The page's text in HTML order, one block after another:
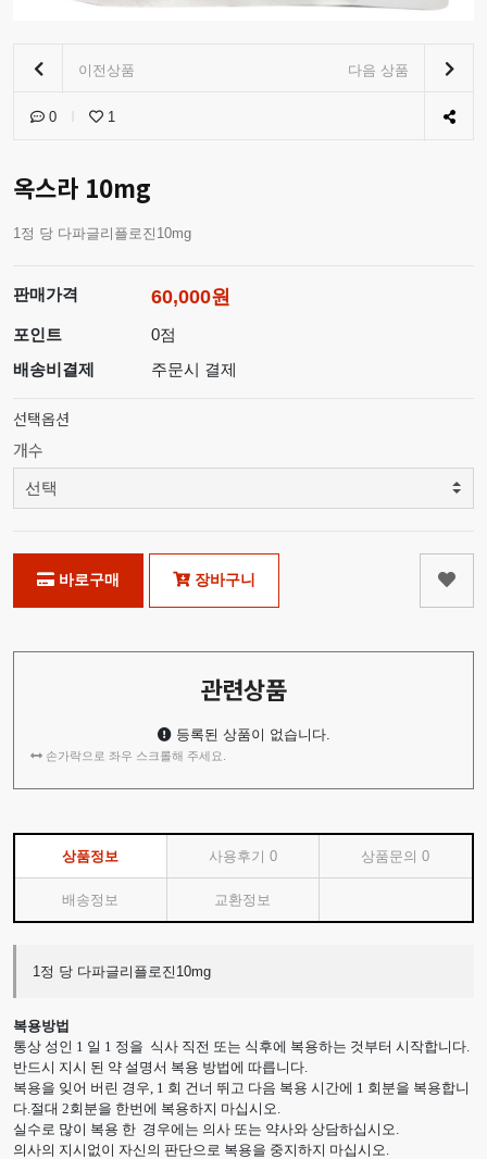
이전상품 다음 상품
0 1
옥스라 10mg
1정 당 다파글리플로진10mg
판매가격 60,000원
포인트
0점
배송비결제
주문시 결제
선택옵션
개수
바로구매 장바구니
관련상품
등록된 상품이 없습니다.
손가락으로 좌우 스크롤해 주세요.
상품정보 사용후기 0 상품문의0
배송정보 교환정보
1정 당 다파글리플로진10mg
복용방법
통상 성인 1 일 1 정을 식사 직전 또는 식후에 복용하는 것부터 시작합니다.
반드시 지시 된 약 설명서 복용 방법에 따릅니다.
복용을 잊어 버린 경우, 1 회 건너 뛰고 다음 복용 시간에 1 회분을 복용합니
다.절대 2회분을 한번에 복용하지 마십시오.
실수로 많이 복용 한 경우에는 의사 또는 약사와 상담하십시오.
의사의 지시없이 자신의 판단으로 복용을 중지하지 마십시오.